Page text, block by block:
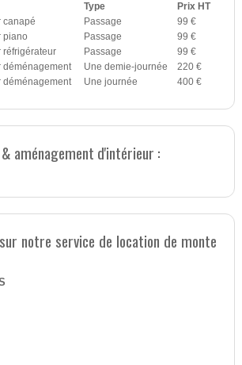
Type
Prix HT
canapé
Passage
99 €
piano
Passage
99 €
réfrigérateur
Passage
99 €
déménagement
Une demie-journée
220 €
déménagement
Une journée 400 €
aménagement d'intérieur :
notre service de location de monte